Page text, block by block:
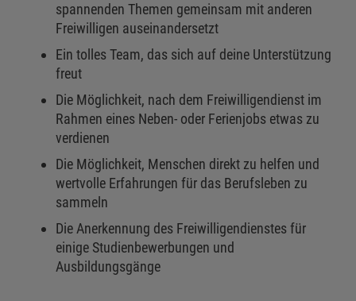
spannenden Themen gemeinsam mit anderen
Freiwilligen auseinandersetzt
Ein tolles Team, das sich auf deine Unterstützung
freut
Die Möglichkeit, nach dem Freiwilligendienst im
Rahmen eines Neben- oder Ferienjobs etwas zu
verdienen
Die Möglichkeit, Menschen direkt zu helfen und
wertvolle Erfahrungen für das Berufsleben zu
sammeln
Die Anerkennung des Freiwilligendienstes für
einige Studienbewerbungen und
Ausbildungsgänge